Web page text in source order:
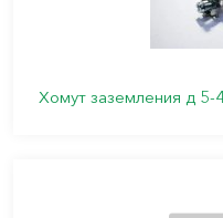
Хомут заземления д